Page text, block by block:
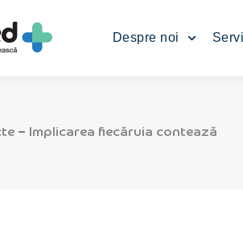
Despre noi
– Implicarea fiecăruia contează